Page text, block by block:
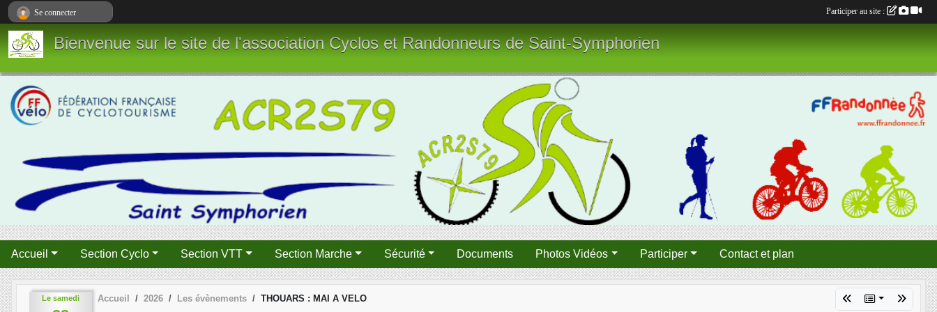
Bienvenue sur le site de l'association Cyclos et Randonneurs de Saint-Symphorien
Accueil Section Cyclo Section VTT Section Marche Sécurité Documents Photos Vidéos Participer Contact et plan
Le samedi Accueil 2026 Les évènements THOUARS : MAI A VELO
Se connecter Participer au site :
Panneau de gestion des cookies